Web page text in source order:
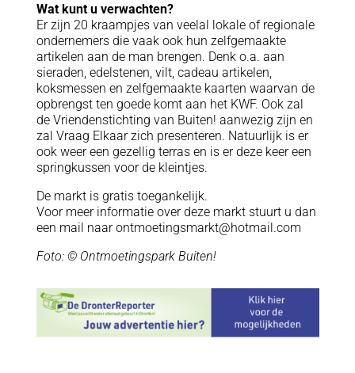
Wat kunt u verwachten?
Er zijn 20 kraampjes van veelal lokale of regionale
ondernemers die vaak ook hun zelfgemaakte
artikelen aan de man brengen. Denk o.a. aan
sieraden, edelstenen, vilt, cadeau artikelen,
koksmessen en zelfgemaakte kaarten waarvan de
opbrengst ten goede komt aan het KWF. Ook zal
de Vriendenstichting van Buiten! aanwezig zijn en
zal Vraag Elkaar zich presenteren. Natuurlijk is er
ook weer een gezellig terras en is er deze keer een
springkussen voor de kleintjes.
De markt is gratis toegankelijk.
Voor meer informatie over deze markt stuurt u dan
een mail naar ontmoetingsmarkt@hotmail.com
Foto: © Ontmoetingspark Buiten!